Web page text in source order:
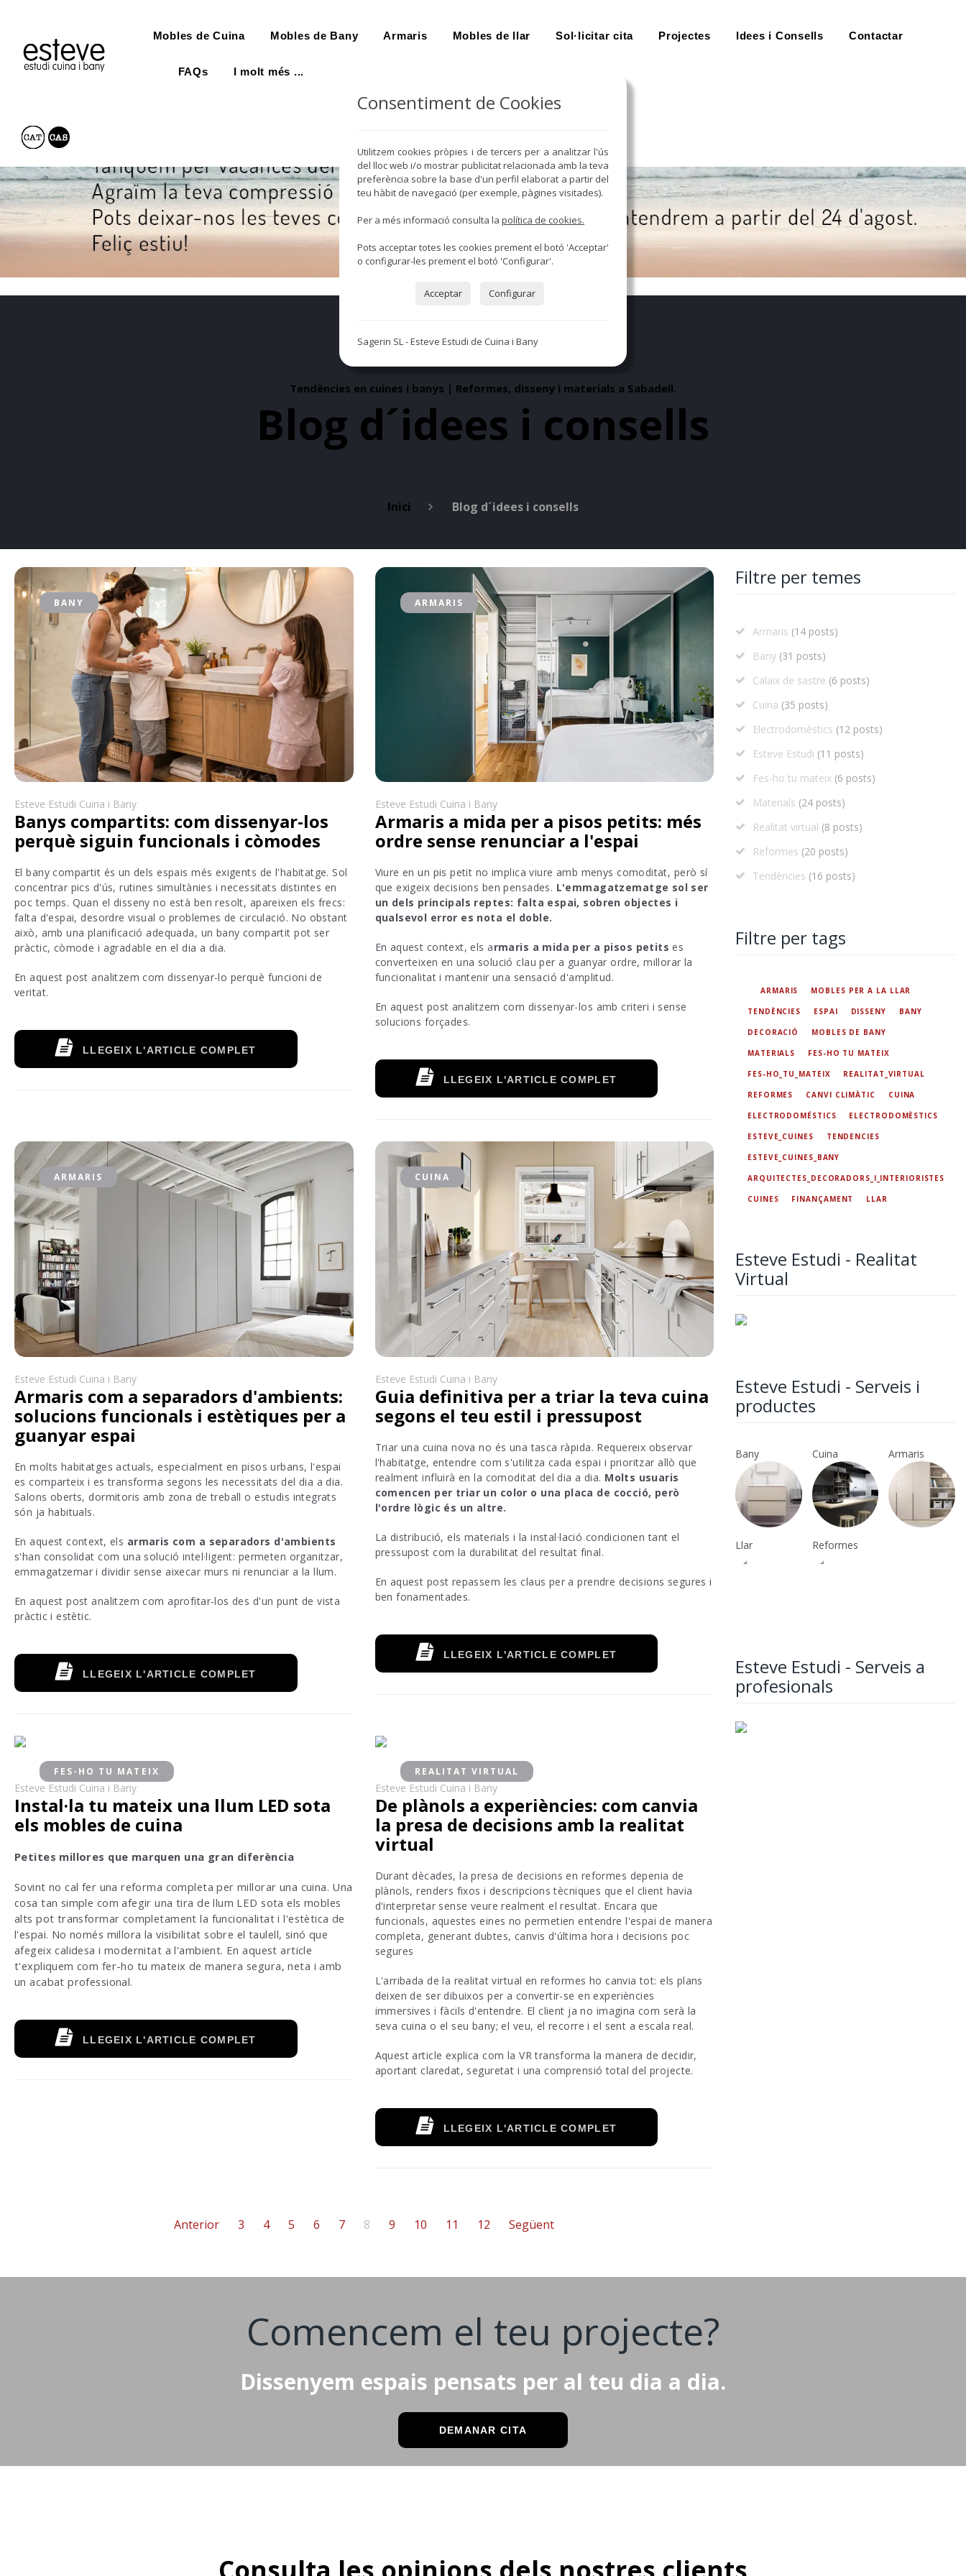
Consentiment de Cookies
Utilitzem cookies pròpies i de tercers per a analitzar l'ús
del lloc web i/o mostrar publicitat relacionada amb la teva
preferència sobre la base d'un perfil elaborat a partir del
teu hàbit de navegació (per exemple, pàgines visitades).
Per a més informació consulta la política de cookies.
Pots acceptar totes les cookies prement el botó 'Acceptar'
o configurar-les prement el botó 'Configurar'.
Acceptar Configurar
Sagerin SL - Esteve Estudi de Cuina i Bany
Mobles de Cuina Mobles de Bany Armaris Mobles de llar Sol·licitar cita Projectes Idees i Consells Contactar
FAQs I molt més ...
Tendències en cuines i banys | Reformes, disseny i materials a Sabadell.
Blog d´idees i consells
Inici Blog d´idees i consells
BANY
Esteve Estudi Cuina i Bany
Banys compartits: com dissenyar-los
perquè siguin funcionals i còmodes
El bany compartit és un dels espais més exigents de l'habitatge. Sol
concentrar pics d'ús, rutines simultànies i necessitats distintes en
poc temps. Quan el disseny no està ben resolt, apareixen els frecs:
falta d'espai, desordre visual o problemes de circulació. No obstant
això, amb una planificació adequada, un bany compartit pot ser
pràctic, còmode i agradable en el dia a dia.
En aquest post analitzem com dissenyar-lo perquè funcioni de
veritat.
LLEGEIX L'ARTICLE COMPLET
ARMARIS
Esteve Estudi Cuina i Bany
Armaris a mida per a pisos petits: més
ordre sense renunciar a l'espai
Viure en un pis petit no implica viure amb menys comoditat, però sí
que exigeix decisions ben pensades. L'emmagatzematge sol ser
un dels principals reptes: falta espai, sobren objectes i
qualsevol error es nota el doble.
En aquest context, els armaris a mida per a pisos petits es
converteixen en una solució clau per a guanyar ordre, millorar la
funcionalitat i mantenir una sensació d'amplitud.
En aquest post analitzem com dissenyar-los amb criteri i sense
solucions forçades.
LLEGEIX L'ARTICLE COMPLET
ARMARIS
Esteve Estudi Cuina i Bany
Armaris com a separadors d'ambients:
solucions funcionals i estètiques per a
guanyar espai
En molts habitatges actuals, especialment en pisos urbans, l'espai
es comparteix i es transforma segons les necessitats del dia a dia.
Salons oberts, dormitoris amb zona de treball o estudis integrats
són ja habituals.
En aquest context, els armaris com a separadors d'ambients
s'han consolidat com una solució intel·ligent: permeten organitzar,
emmagatzemar i dividir sense aixecar murs ni renunciar a la llum.
En aquest post analitzem com aprofitar-los des d'un punt de vista
pràctic i estètic.
LLEGEIX L'ARTICLE COMPLET
CUINA
Esteve Estudi Cuina i Bany
Guia definitiva per a triar la teva cuina
segons el teu estil i pressupost
Triar una cuina nova no és una tasca ràpida. Requereix observar
l'habitatge, entendre com s'utilitza cada espai i prioritzar allò que
realment influirà en la comoditat del dia a dia. Molts usuaris
comencen per triar un color o una placa de cocció, però
l'ordre lògic és un altre.
La distribució, els materials i la instal·lació condicionen tant el
pressupost com la durabilitat del resultat final.
En aquest post repassem les claus per a prendre decisions segures i
ben fonamentades.
LLEGEIX L'ARTICLE COMPLET
FES-HO TU MATEIX
Esteve Estudi Cuina i Bany
Instal·la tu mateix una llum LED sota
els mobles de cuina
Petites millores que marquen una gran diferència
Sovint no cal fer una reforma completa per millorar una cuina. Una
cosa tan simple com afegir una tira de llum LED sota els mobles
alts pot transformar completament la funcionalitat i l'estètica de
l'espai. No només millora la visibilitat sobre el taulell, sinó que
afegeix calidesa i modernitat a l'ambient. En aquest article
t'expliquem com fer-ho tu mateix de manera segura, neta i amb
un acabat professional.
LLEGEIX L'ARTICLE COMPLET
REALITAT VIRTUAL
Esteve Estudi Cuina i Bany
De plànols a experiències: com canvia
la presa de decisions amb la realitat
virtual
Durant dècades, la presa de decisions en reformes depenia de
plànols, renders fixos i descripcions tècniques que el client havia
d'interpretar sense veure realment el resultat. Encara que
funcionals, aquestes eines no permetien entendre l'espai de manera
completa, generant dubtes, canvis d'última hora i decisions poc
segures
L'arribada de la realitat virtual en reformes ho canvia tot: els plans
deixen de ser dibuixos per a convertir-se en experiències
immersives i fàcils d'entendre. El client ja no imagina com serà la
seva cuina o el seu bany; el veu, el recorre i el sent a escala real.
Aquest article explica com la VR transforma la manera de decidir,
aportant claredat, seguretat i una comprensió total del projecte.
LLEGEIX L'ARTICLE COMPLET
Anterior 3 4 5 6 7 8 9 10 11 12 Següent
Filtre per temes
Armaris (14 posts)
Bany (31 posts)
Calaix de sastre (6 posts)
Cuina (35 posts)
Electrodomèstics (12 posts)
Esteve Estudi (11 posts)
Fes-ho tu mateix (6 posts)
Materials (24 posts)
Realitat virtual (8 posts)
Reformes (20 posts)
Tendències (16 posts)
Filtre per tags
ARMARIS MOBLES PER A LA LLAR
TENDÈNCIES ESPAI DISSENY BANY
DECORACIÓ MOBLES DE BANY
MATERIALS FES-HO TU MATEIX
FES-HO_TU_MATEIX REALITAT_VIRTUAL
REFORMES CANVI CLIMÀTIC CUINA
ELECTRODOMÉSTICS ELECTRODOMÈSTICS
ESTEVE_CUINES TENDENCIES
ESTEVE_CUINES_BANY
ARQUITECTES_DECORADORS_I_INTERIORISTES
CUINES FINANÇAMENT LLAR
Esteve Estudi - Realitat
Virtual
Esteve Estudi - Serveis i
productes
Bany Cuina Armaris
Llar Reformes
Esteve Estudi - Serveis a
profesionals
Comencem el teu projecte?
Dissenyem espais pensats per al teu dia a dia.
DEMANAR CITA